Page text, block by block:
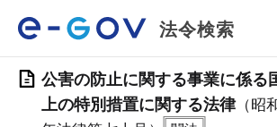
法令検索
公害の防止に関する事業に係る
上の特別措置に関する法律（昭